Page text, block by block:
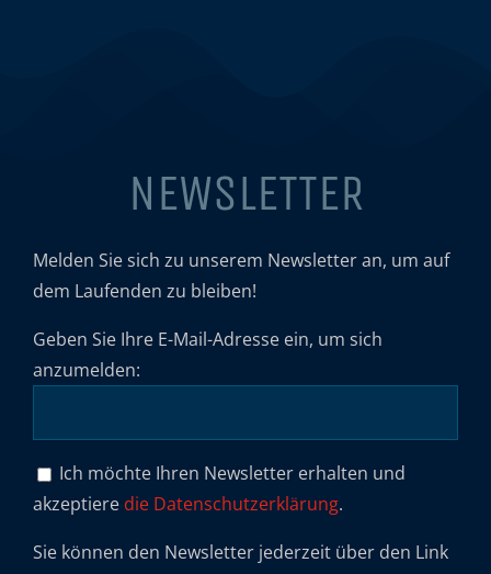
NEWSLETTER
Melden Sie sich zu unserem Newsletter an, um auf
dem Laufenden zu bleiben!
Geben Sie Ihre E-Mail-Adresse ein, um sich
anzumelden:
Ich möchte Ihren Newsletter erhalten und
akzeptiere die Datenschutzerklärung.
Sie können den Newsletter jederzeit über den Link